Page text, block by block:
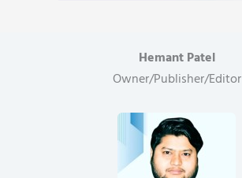
Hemant Patel
Owner/Publisher/Editor